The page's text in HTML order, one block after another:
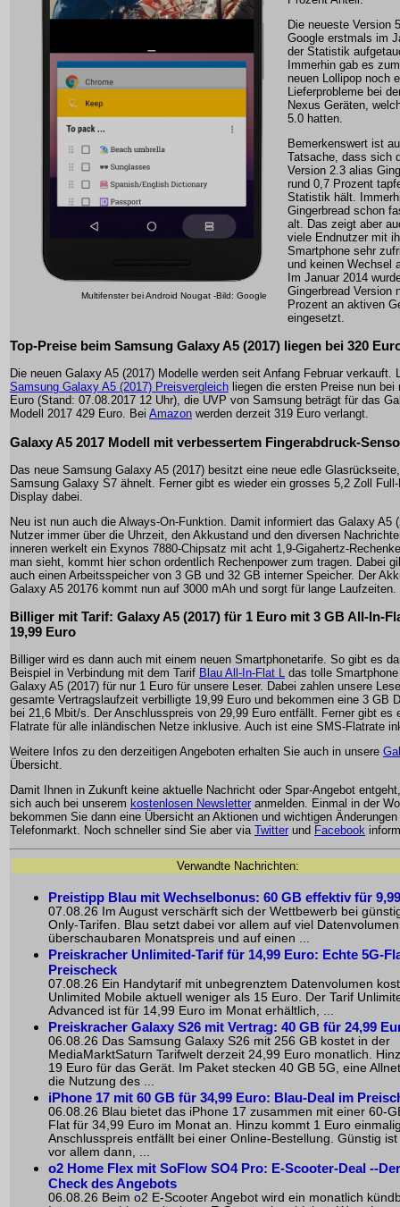
Multifenster bei Android Nougat -Bild: Google
Die neueste Version
Google erstmals im
der Statistik
Immerhin gab es
neuen Lollipop noch
Lieferprobleme bei
Nexus Geräten,
5.0 hatten.
Bemerkenswert ist
Tatsache, dass sich
Version 2.3 alias
rund 0,7 Prozent
Statistik hält.
Gingerbread schon
alt. Das zeigt aber
viele Endnutzer mit
Smartphone sehr
und keinen Wechsel
Im Januar 2014
Gingerbread Version
Prozent an aktiven
eingesetzt.
Top-Preise beim Samsung Galaxy A5 (2017) liegen bei 320
Die neuen Galaxy A5 (2017) Modelle werden seit Anfang Februar verkauft.
Samsung Galaxy A5 (2017) Preisvergleich liegen die ersten Preise nun bei
Euro (Stand: 07.08.2017 12 Uhr), die UVP von Samsung beträgt für das
Modell 2017 429 Euro. Bei Amazon werden derzeit 319 Euro verlangt.
Galaxy A5 2017 Modell mit verbessertem Fingerabdruck-
Das neue Samsung Galaxy A5 (2017) besitzt eine neue edle
Samsung Galaxy S7 ähnelt. Ferner gibt es wieder ein grosses 5,2 Zoll
Display dabei.
Neu ist nun auch die Always-On-Funktion. Damit informiert das Galaxy A5
Nutzer immer über die Uhrzeit, den Akkustand und den diversen
inneren werkelt ein Exynos 7880-Chipsatz mit acht 1,9-Gigahertz-
man sieht, kommt hier schon ordentlich Rechenpower zum tragen. Dabei
auch einen Arbeitsspeicher von 3 GB und 32 GB interner Speicher. Der
Galaxy A5 20176 kommt nun auf 3000 mAh und sorgt für lange Laufzeiten.
Billiger mit Tarif: Galaxy A5 (2017) für 1 Euro mit 3 GB All-In-
19,99 Euro
Billiger wird es dann auch mit einem neuen Smartphonetarife. So gibt es
Beispiel in Verbindung mit dem Tarif Blau All-In-Flat L das tolle
Galaxy A5 (2017) für nur 1 Euro für unsere Leser. Dabei zahlen unsere
gesamte Vertragslaufzeit verbilligte 19,99 Euro und bekommen eine 3 GB
bei 21,6 Mbit/s. Der Anschlusspreis von 29,99 Euro entfällt. Ferner gibt es
Flatrate für alle inländischen Netze inklusive. Auch ist eine SMS-Flatrate
Weitere Infos zu den derzeitigen Angeboten erhalten Sie auch in unsere
Übersicht.
Damit Ihnen in Zukunft keine aktuelle Nachricht oder Spar-Angebot
sich auch bei unserem kostenlosen Newsletter anmelden. Einmal in der
bekommen Sie dann eine Übersicht an Aktionen und wichtigen
Telefonmarkt. Noch schneller sind Sie aber via Twitter und Facebook
Verwandte Nachrichten:
Preistipp Blau mit Wechselbonus: 60 GB effektiv für
07.08.26 Im August verschärft sich der Wettbewerb bei
Only-Tarifen. Blau setzt dabei vor allem auf viel
überschaubaren Monatspreis und auf einen ...
Preiskracher Unlimited-Tarif für 14,99 Euro: Echte 5G-
Preischeck
07.08.26 Ein Handytarif mit unbegrenztem Datenvolumen
Unlimited Mobile aktuell weniger als 15 Euro. Der Tarif
Advanced ist für 14,99 Euro im Monat erhältlich, ...
Preiskracher Galaxy S26 mit Vertrag: 40 GB für 24,99
06.08.26 Das Samsung Galaxy S26 mit 256 GB kostet in der
MediaMarktSaturn Tarifwelt derzeit 24,99 Euro monatlich.
19 Euro für das Gerät. Im Paket stecken 40 GB 5G, eine
die Nutzung des ...
iPhone 17 mit 60 GB für 34,99 Euro: Blau-Deal im
06.08.26 Blau bietet das iPhone 17 zusammen mit einer 60-
Flat für 34,99 Euro im Monat an. Hinzu kommt 1 Euro
Anschlusspreis entfällt bei einer Online-Bestellung. Günstig
vor allem dann, ...
o2 Home Flex mit SoFlow SO4 Pro: E-Scooter-Deal --
Check des Angebots
06.08.26 Beim o2 E-Scooter Angebot wird ein monatlich